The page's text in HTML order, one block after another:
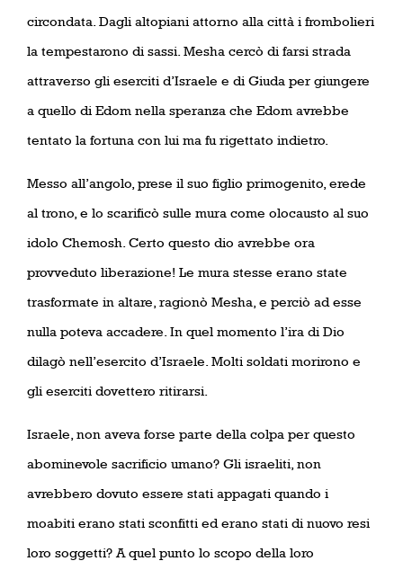
circondata. Dagli altopiani attorno alla città i frombolieri
la tempestarono di sassi. Mesha cercò di farsi strada
attraverso gli eserciti d’Israele e di Giuda per giungere
a quello di Edom nella speranza che Edom avrebbe
tentato la fortuna con lui ma fu rigettato indietro.
Messo all’angolo, prese il suo figlio primogenito, erede
al trono, e lo scarificò sulle mura come olocausto al suo
idolo Chemosh. Certo questo dio avrebbe ora
provveduto liberazione! Le mura stesse erano state
trasformate in altare, ragionò Mesha, e perciò ad esse
nulla poteva accadere. In quel momento l’ira di Dio
dilagò nell’esercito d’Israele. Molti soldati morirono e
gli eserciti dovettero ritirarsi.
Israele, non aveva forse parte della colpa per questo
abominevole sacrificio umano? Gli israeliti, non
avrebbero dovuto essere stati appagati quando i
moabiti erano stati sconfitti ed erano stati di nuovo resi
loro soggetti? A quel punto lo scopo della loro